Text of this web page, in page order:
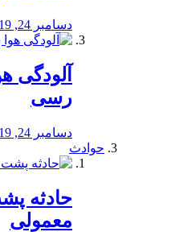
دسامبر 24, 2019
آلودگی
رسی
دسامبر 24, 2019
حوادث
️حادثه
معمولی